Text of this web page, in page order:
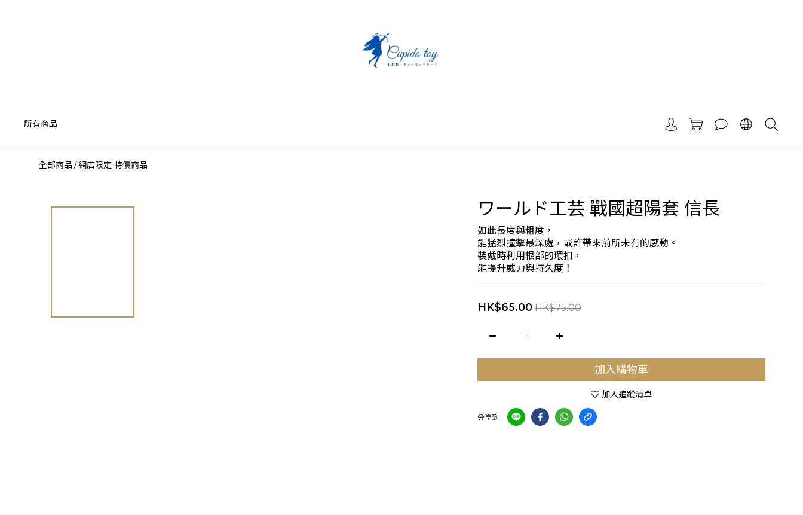
所有商品
全部商品 /網店限定 特價商品
ワールド工芸 戰國超陽套 信長
如此長度與粗度，
能猛烈撞擊最深處，或許帶來前所未有的感動。
裝戴時利用根部的環扣，
能提升威力與持久度！
HK$65.00 HK$75.00
加入購物車
加入追蹤清單
分享到